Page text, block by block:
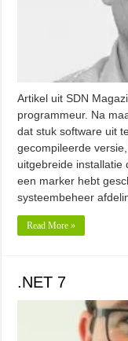
Artikel uit SDN
programmeur. Na
dat stuk software uit
gecompileerde
uitgebreide installatie
een marker hebt
systeembeheer
Read More »
.NET 7